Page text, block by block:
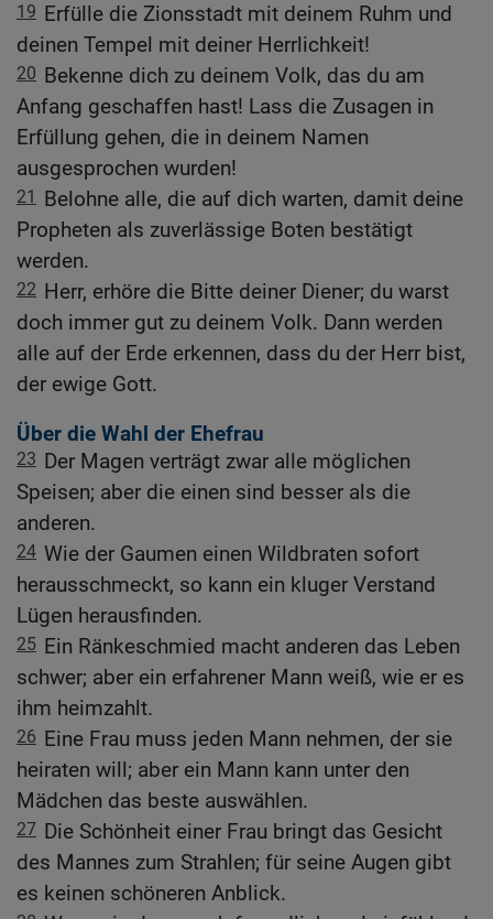
19 Erfülle die Zionsstadt mit deinem Ruhm und
deinen Tempel mit deiner Herrlichkeit!
20 Bekenne dich zu deinem Volk, das du am
Anfang geschaffen hast! Lass die Zusagen in
Erfüllung gehen, die in deinem Namen
ausgesprochen wurden!
21
Belohne alle, die auf dich warten, damit deine
Propheten als zuverlässige Boten bestätigt
werden.
22 Herr, erhöre die Bitte deiner Diener; du warst
doch immer gut zu deinem Volk. Dann werden
alle auf der Erde erkennen, dass du der Herr bist,
der ewige Gott.
Über die Wahl der Ehefrau
23 Der Magen verträgt zwar alle möglichen
Speisen; aber die einen sind besser als die
anderen.
24 Wie der Gaumen einen Wildbraten sofort
herausschmeckt, so kann ein kluger Verstand
Lügen herausfinden.
25 Ein Ränkeschmied macht anderen das Leben
schwer; aber ein erfahrener Mann weiß, wie er es
ihm heimzahlt.
26 Eine Frau muss jeden Mann nehmen, der sie
heiraten will; aber ein Mann kann unter den
Mädchen das beste auswählen.
27 Die Schönheit einer Frau bringt das Gesicht
des Mannes zum Strahlen; für seine Augen gibt
es keinen schöneren Anblick.